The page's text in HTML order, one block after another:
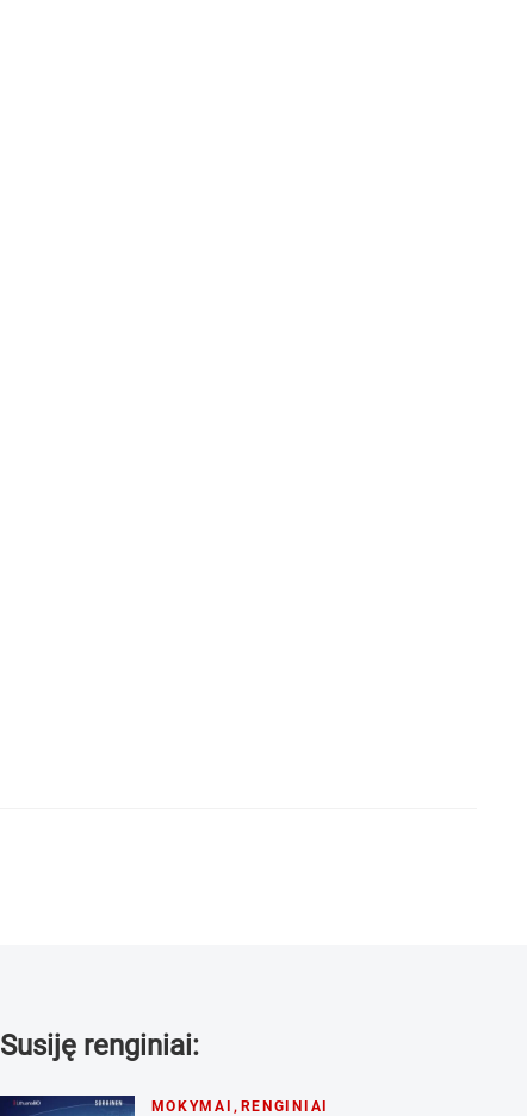
Susiję renginiai:
MOKYMAI , RENGINIAI